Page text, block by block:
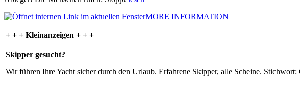
MORE INFORMATION
+ + + Kleinanzeigen + + +
Skipper gesucht?
Wir führen Ihre Yacht sicher durch den Urlaub. Erfahrene Skipper, alle Scheine.